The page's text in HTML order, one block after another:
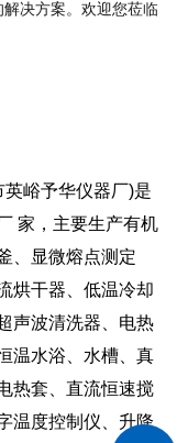
决方案。欢迎您莅临
英峪予华仪器厂)是
家，主要生产有机
、
显微熔点测定
烘干器、低温冷却
声波清洗器、电热
温水浴、水槽、真
热套、直流恒速搅
温度控制仪、升降